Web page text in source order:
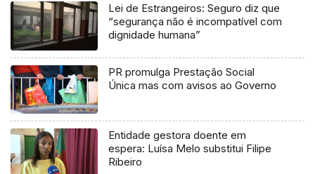
Lei de Estrangeiros: Seguro diz que
“segurança não é incompatível com
dignidade humana”
PR promulga Prestação Social
Única mas com avisos ao Governo
Entidade gestora doente em
espera: Luísa Melo substitui Filipe
Ribeiro